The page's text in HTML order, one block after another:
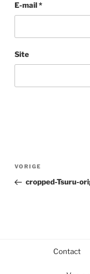
E-mail *
Site
Bericht
Vorig
bericht
VORIGE
cropped-Tsuru-
Contact